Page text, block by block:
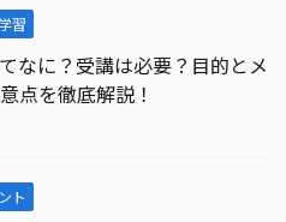
習
なに？受講は必要？目的とメ
点を徹底解説！
ト